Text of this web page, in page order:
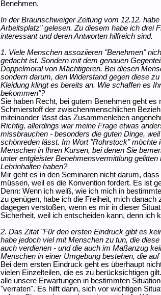
Benehmen.
In der Braunschweiger Zeitung vom 12.12.
Arbeitsplatz" gelesen. Zu diesem habe ich drei
interessant und deren Antworten hilfreich sind.
1. Viele Menschen assoziieren "Benehmen"
gedacht ist. Sondern mit dem genauen
Doppelmoral von Mächtigeren. Bei diesen
sondern darum, den Widerstand gegen diese
Kleidung klingt es bereits an. Wie schaffen es
bekommen"?
Sie haben Recht, bei gutem Benehmen geht
Schmierstoff der zwischenmenschlichen
miteinander lässt das Zusammenleben
Richtig, allerdings war meine Frage etwas
missbrauchen - besonders die guten Dinge,
schönreden lässt. Im Wort "Rohrstock" möchte
Menschen in Ihren Kursen, bei denen Sie
unter entgleister Benehmensvermittlung
Lehrinhalten haben?
Mir geht es in den Seminaren nicht darum,
müssen, weil es die Konvention fordert. Es ist
Denn: Wenn ich weiß, wie ich mich in
zu genügen, habe ich die Freiheit, mich
dagegen verstoßen, wenn es mir in dieser
Sicherheit, weil ich entscheiden kann, denn ich
2. Das Zitat "Für den ersten Eindruck gibt es
habe jedoch viel mit Menschen zu tun, die
auch verdienen - und die auch im Maßanzug
Menschen in einer Umgebung bestehen, die
Bei dem ersten Eindruck geht es überhaupt
vielen Einzelteilen, die es zu berücksichtigen
alle unsere Erwartungen in bestimmten
"verraten". Es hilft dann, sich vor wichtigen